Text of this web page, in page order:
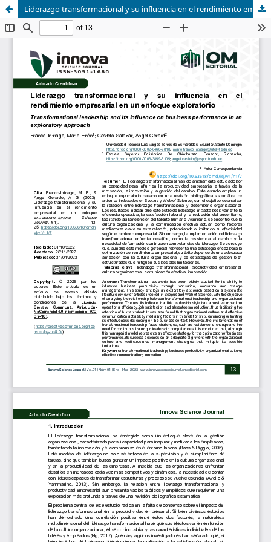
Liderazgo transformacional y su influencia en el rendimiento empresarial en un enfoque exploratorio